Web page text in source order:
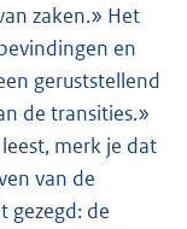
zaken.» Het
en
geruststellend
de transities.»
merk je dat
van de
gezegd: de